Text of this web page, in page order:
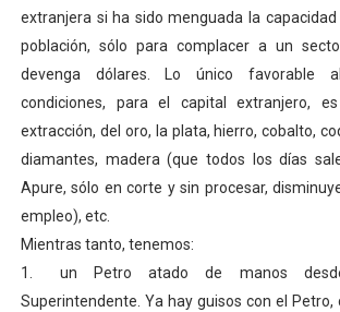
extranjera si ha sido menguada la
población, sólo para complacer a un
devenga dólares. Lo único favorable
condiciones, para el capital extranjero,
extracción, del oro, la plata, hierro, cobalto,
diamantes, madera (que todos los días
Apure, sólo en corte y sin procesar,
empleo), etc.
Mientras tanto, tenemos:
1.
un Petro atado de manos
Superintendente. Ya hay guisos con el Petro,